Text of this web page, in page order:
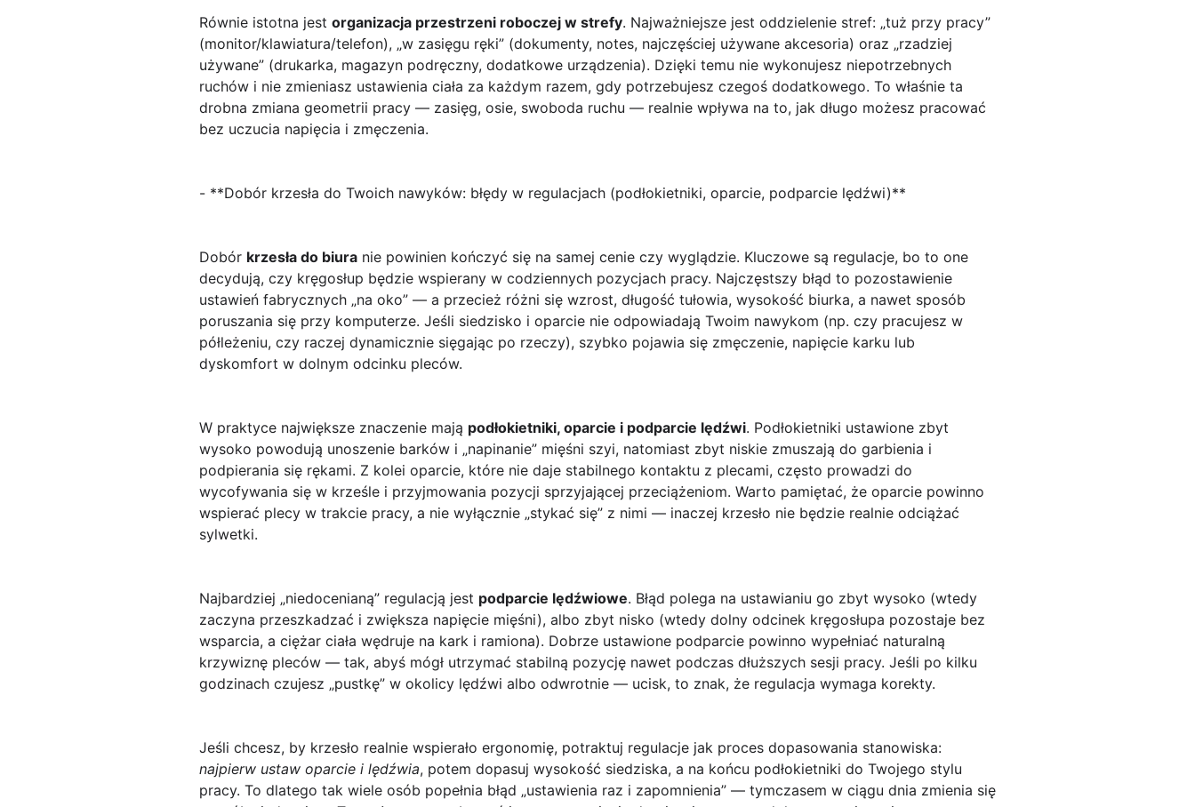
Równie istotna jest organizacja przestrzeni roboczej w strefy. Najważniejsze jest oddzielenie stref: „tuż przy pracy”
(monitor/klawiatura/telefon), „w zasięgu ręki” (dokumenty, notes, najczęściej używane akcesoria) oraz „rzadziej
używane” (drukarka, magazyn podręczny, dodatkowe urządzenia). Dzięki temu nie wykonujesz niepotrzebnych
ruchów i nie zmieniasz ustawienia ciała za każdym razem, gdy potrzebujesz czegoś dodatkowego. To właśnie ta
drobna zmiana geometrii pracy — zasięg, osie, swoboda ruchu — realnie wpływa na to, jak długo możesz pracować
bez uczucia napięcia i zmęczenia.
- **Dobór krzesła do Twoich nawyków: błędy w regulacjach (podłokietniki, oparcie, podparcie lędźwi)**
Dobór krzesła do biura nie powinien kończyć się na samej cenie czy wyglądzie. Kluczowe są regulacje, bo to one
decydują, czy kręgosłup będzie wspierany w codziennych pozycjach pracy. Najczęstszy błąd to pozostawienie
ustawień fabrycznych „na oko” — a przecież różni się wzrost, długość tułowia, wysokość biurka, a nawet sposób
poruszania się przy komputerze. Jeśli siedzisko i oparcie nie odpowiadają Twoim nawykom (np. czy pracujesz w
półleżeniu, czy raczej dynamicznie sięgając po rzeczy), szybko pojawia się zmęczenie, napięcie karku lub
dyskomfort w dolnym odcinku pleców.
W praktyce największe znaczenie mają podłokietniki, oparcie i podparcie lędźwi. Podłokietniki ustawione zbyt
wysoko powodują unoszenie barków i „napinanie” mięśni szyi, natomiast zbyt niskie zmuszają do garbienia i
podpierania się rękami. Z kolei oparcie, które nie daje stabilnego kontaktu z plecami, często prowadzi do
wycofywania się w krześle i przyjmowania pozycji sprzyjającej przeciążeniom. Warto pamiętać, że oparcie powinno
wspierać plecy w trakcie pracy, a nie wyłącznie „stykać się” z nimi — inaczej krzesło nie będzie realnie odciążać
sylwetki.
Najbardziej „niedocenianą” regulacją jest podparcie lędźwiowe. Błąd polega na ustawianiu go zbyt wysoko (wtedy
zaczyna przeszkadzać i zwiększa napięcie mięśni), albo zbyt nisko (wtedy dolny odcinek kręgosłupa pozostaje bez
wsparcia, a ciężar ciała wędruje na kark i ramiona). Dobrze ustawione podparcie powinno wypełniać naturalną
krzywiznę pleców — tak, abyś mógł utrzymać stabilną pozycję nawet podczas dłuższych sesji pracy. Jeśli po kilku
godzinach czujesz „pustkę” w okolicy lędźwi albo odwrotnie — ucisk, to znak, że regulacja wymaga korekty.
Jeśli chcesz, by krzesło realnie wspierało ergonomię, potraktuj regulacje jak proces dopasowania stanowiska:
najpierw ustaw oparcie i lędźwia, potem dopasuj wysokość siedziska, a na końcu podłokietniki do Twojego stylu
pracy. To dlatego tak wiele osób popełnia błąd „ustawienia raz i zapomnienia” — tymczasem w ciągu dnia zmienia się